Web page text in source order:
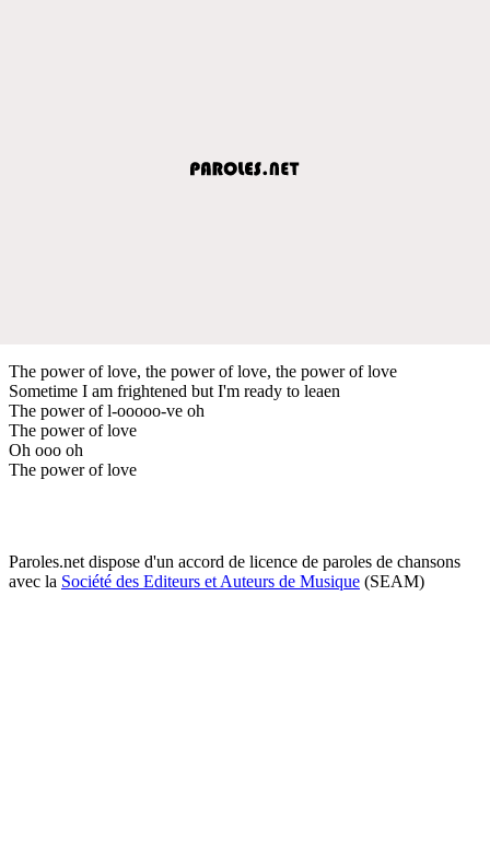
The power of love, the power of love, the power of love
Sometime I am frightened but I'm ready to leaen
The power of l-ooooo-ve oh
The power of love
Oh ooo oh
The power of love
Paroles.net dispose d'un accord de licence de paroles de chansons
avec la Société des Editeurs et Auteurs de Musique (SEAM)